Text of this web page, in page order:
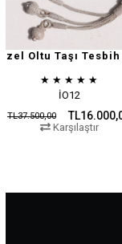
Taşı Tesbih
★ ★
TL16.000,00
Karşılaştır